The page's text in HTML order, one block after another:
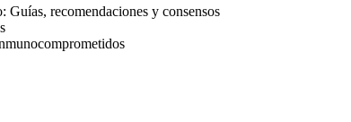
Guías, recomendaciones y consensos